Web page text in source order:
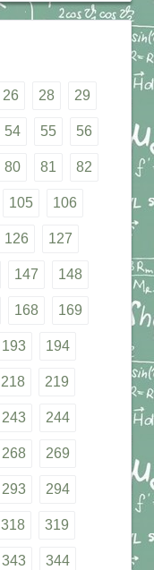
26 28 29
54 55 56
80 81 82
105 106
126 127
147 148
168 169
193 194
218 219
243 244
268 269
293 294
318 319
343 344